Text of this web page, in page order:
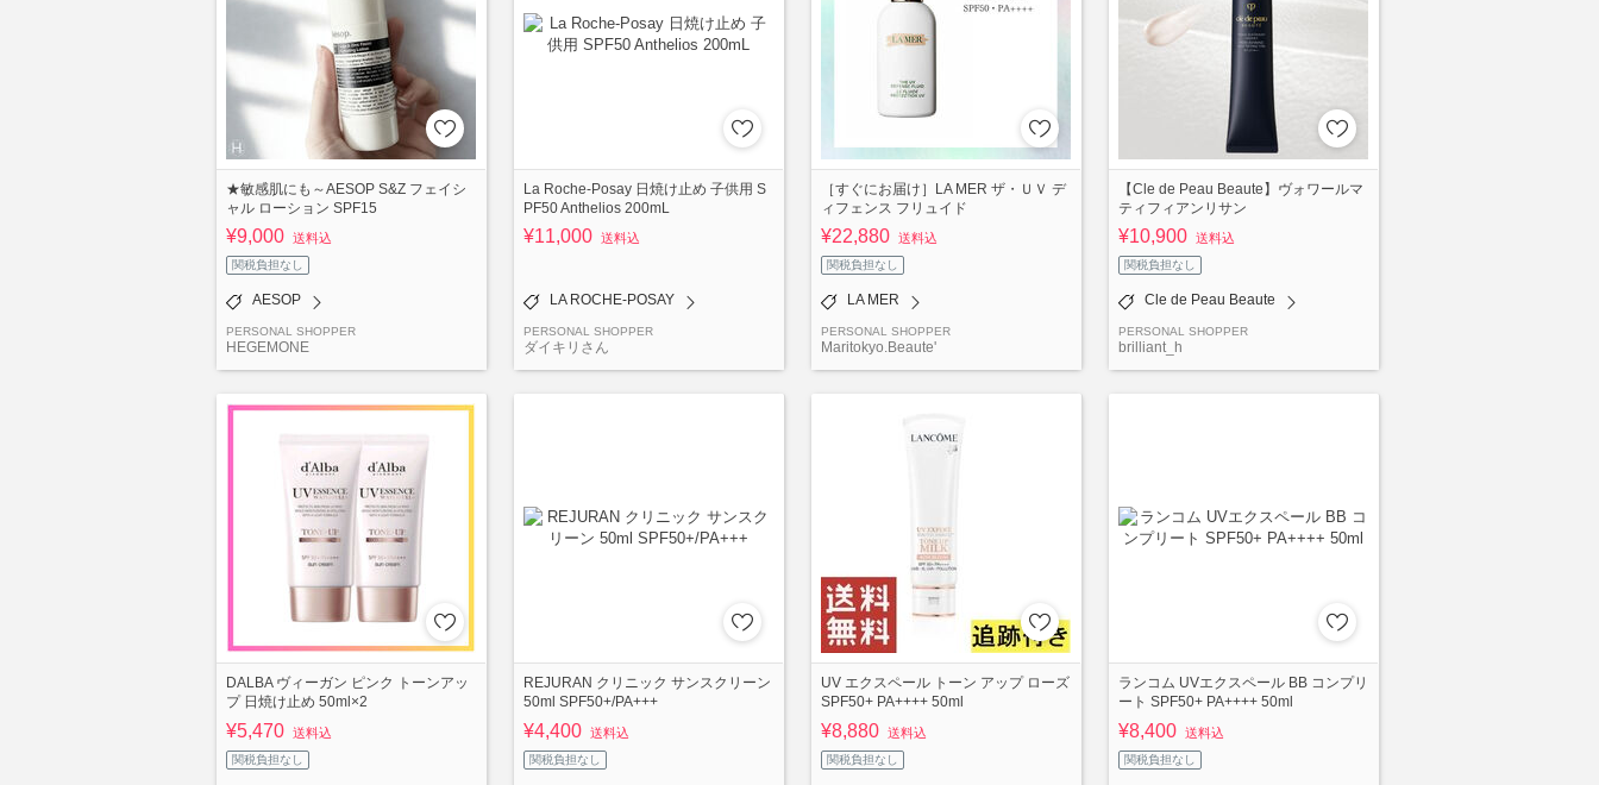
★敏感肌にも～AESOP S&Z フェイシ
ャル ローション SPF15
¥9,000 送料込
関税負担なし
AESOP
PERSONAL SHOPPER
HEGEMONE
La Roche-Posay 日焼け止め 子供用 S
PF50 Anthelios 200mL
¥11,000 送料込
LA ROCHE-POSAY
PERSONAL SHOPPER
ダイキリさん
［すぐにお届け］LA MER ザ・ＵＶ デ
ィフェンス フリュイド
¥22,880 送料込
関税負担なし
LA MER
PERSONAL SHOPPER
Maritokyo.Beaute'
【Cle de Peau Beaute】ヴォワールマ
ティフィアンリサン
¥10,900 送料込
関税負担なし
Cle de Peau Beaute
PERSONAL SHOPPER
brilliant_h
DALBA ヴィーガン ピンク トーンアッ
プ 日焼け止め 50ml×2
¥5,470 送料込
関税負担なし
REJURAN クリニック サンスクリーン
50ml SPF50+/PA+++
¥4,400 送料込
関税負担なし
UV エクスペール トーン アップ ローズ
SPF50+ PA++++ 50ml
¥8,880 送料込
関税負担なし
ランコム UVエクスペール BB コンプリ
ート SPF50+ PA++++ 50ml
¥8,400 送料込
関税負担なし